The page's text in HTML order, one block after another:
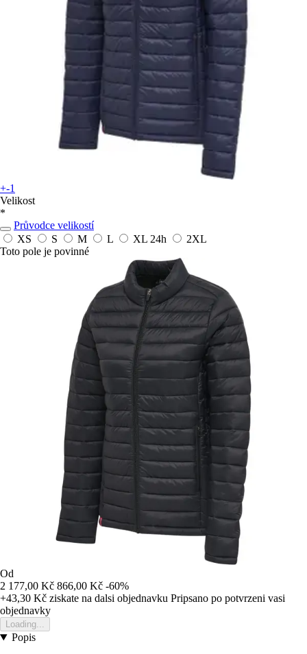
+-1
Velikost
*
Průvodce velikostí
XS
S M L XL 24h
2XL
Toto pole je povinné
Od
2 177,00 Kč 866,00 Kč -60%
+43,30 Kč ziskate na dalsi objednavku Pripsano po potvrzeni vasi
objednavky
Loading...
Popis